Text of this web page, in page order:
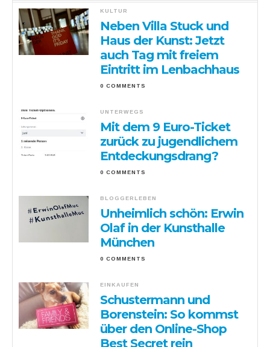
KULTUR
Neben Villa Stuck und
Haus der Kunst: Jetzt
auch Tag mit freiem
Eintritt im Lenbachhaus
0 COMMENTS
UNTERWEGS
Mit dem 9 Euro-Ticket
zurück zu jugendlichem
Entdeckungsdrang?
0 COMMENTS
BLOGGERLEBEN
Unheimlich schön: Erwin
Olaf in der Kunsthalle
München
0 COMMENTS
EINKAUFEN
Schustermann und
Borenstein: So kommst
über den Online-Shop
Best Secret rein